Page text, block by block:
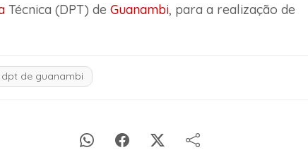
Técnica (DPT) de Guanambi, para a realização de
dpt de guanambi